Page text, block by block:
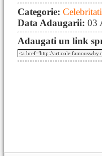
Categorie: Celebritati
Data Adaugarii: 03
Adaugati un link